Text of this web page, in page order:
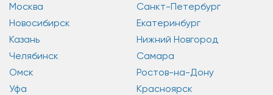
Москва
Санкт-Петербург
Новосибирск
Екатеринбург
Казань
Нижний Новгород
Челябинск
Самара
Омск
Ростов-на-Дону
Уфа
Красноярск